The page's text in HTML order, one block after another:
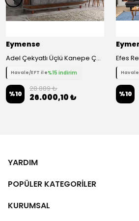
Eymense
Adel Çekyatlı Üçlü Kanepe Çekyat - Gri
Havale/EFT ile%15 indirim
%10
28.889 ₺
26.000,10 ₺ %10
YARDIM
POPÜLER KATEGORİLER
KURUMSAL